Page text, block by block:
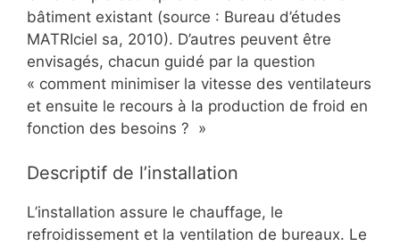
bâtiment existant (source : Bureau d’études
MATRIciel sa, 2010). D’autres peuvent être
envisagés, chacun guidé par la question
« comment minimiser la vitesse des ventilateurs
et ensuite le recours à la production de froid en
fonction des besoins ? »
Descriptif de l’installation
L’installation assure le chauffage, le
refroidissement et la ventilation de bureaux. Le